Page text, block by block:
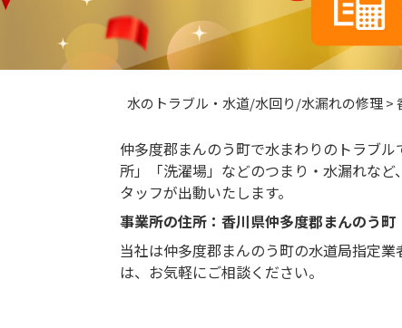
水のトラブル・水道/水回り/水漏れの修理>
仲多度郡まんのう町で水まわりのトラブ
所」「洗濯場」などのつまり・水漏れな
タッフが出動いたします。
事業所の住所：香川県仲多度郡まんのう町
当社は仲多度郡まんのう町の水道局指定
は、お気軽にご相談ください。